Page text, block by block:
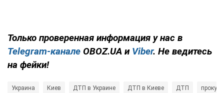
Только проверенная информация у нас в
Telegram-канале OBOZ.UA и Viber. Не ведитесь
на фейки!
Украина Киев ДТП в Украине ДТП в Киеве ДТП